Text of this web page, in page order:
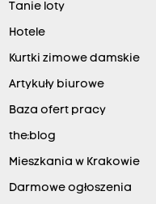
Tanie loty
Hotele
Kurtki zimowe damskie
Artykuły biurowe
Baza ofert pracy
the:blog
Mieszkania w Krakowie
Darmowe ogłoszenia